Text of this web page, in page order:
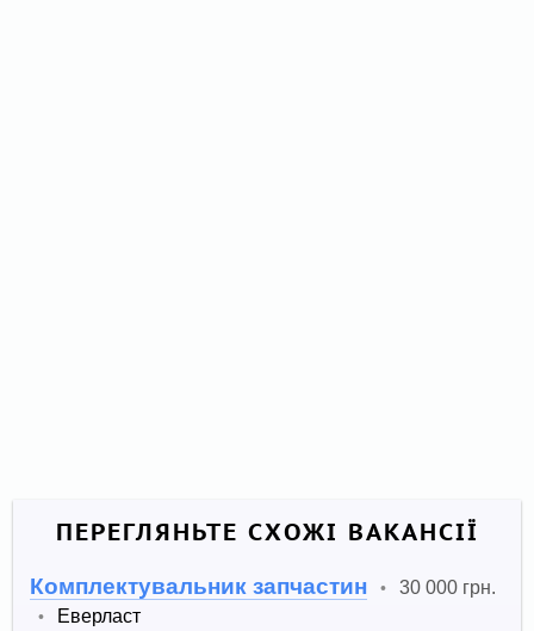
ПЕРЕГЛЯНЬТЕ СХОЖІ ВАКАНСІЇ
Комплектувальник запчастин • 30 000 грн.
•
Еверласт